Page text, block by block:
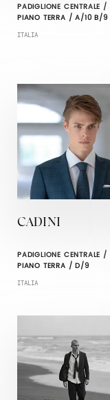
PADIGLIONE CENTRALE /
PIANO TERRA / A/10 B/9
ITALIA
CADINI
PADIGLIONE CENTRALE /
PIANO TERRA / D/9
ITALIA